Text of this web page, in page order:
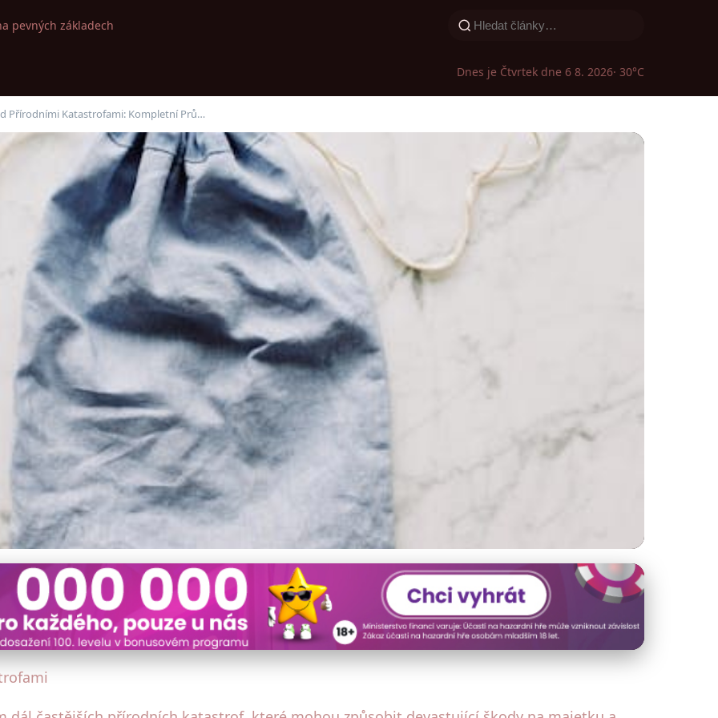
pevných základech
Dnes je Čtvrtek dne 6 8. 2026· 30°C
Přírodními Katastrofami: Kompletní Prů…
Přírodními Katastrofami: Kompletní